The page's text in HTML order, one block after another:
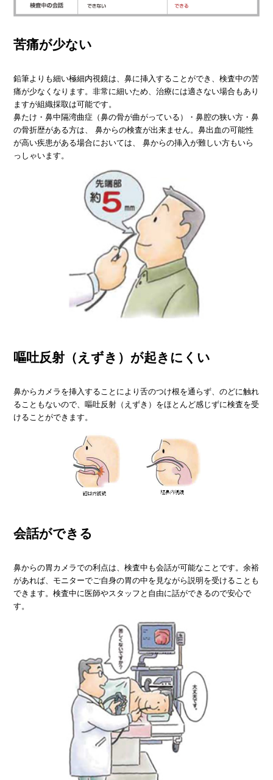
苦痛が少ない
鉛筆よりも細い極細内視鏡は、鼻に挿入することができ、検査中の苦
痛が少なくなります。非常に細いため、治療には適さない場合もあり
ますが組織採取は可能です。
鼻たけ・鼻中隔湾曲症（鼻の骨が曲がっている）・鼻腔の狭い方・鼻
の骨折歴がある方は、 鼻からの検査が出来ません。鼻出血の可能性
が高い疾患がある場合においては、 鼻からの挿入が難しい方もいら
っしゃいます。
嘔吐反射（えずき）が起きにくい
鼻からカメラを挿入することにより舌のつけ根を通らず、のどに触れ
ることもないので、嘔吐反射（えずき）をほとんど感じずに検査を受
けることができます。
会話ができる
鼻からの胃カメラでの利点は、検査中も会話が可能なことです。余裕
があれば、モニターでご自身の胃の中を見ながら説明を受けることも
できます。検査中に医師やスタッフと自由に話ができるので安心で
す。